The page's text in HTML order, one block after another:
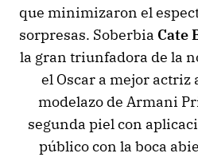
que minimizaron el
sorpresas. Soberbia Cate
la gran triunfadora de la
el Oscar a mejor actriz
modelazo de Armani
segunda piel con
público con la boca